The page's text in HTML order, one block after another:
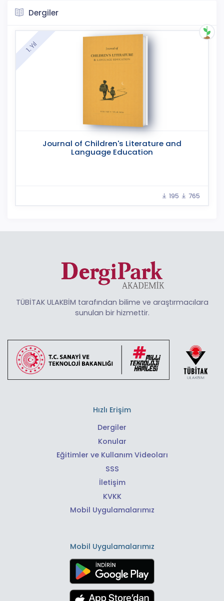
Dergiler
Journal of Children's Literature and
Language Education
195 765
1. Yıl
TÜBİTAK ULAKBİM tarafından bilime ve araştırmacılara
sunulan bir hizmettir.
Hızlı Erişim
Dergiler
Konular
Eğitimler ve Kullanım Videoları
SSS
İletişim
KVKK
Mobil Uygulamalarımız
Mobil Uygulamalarımız